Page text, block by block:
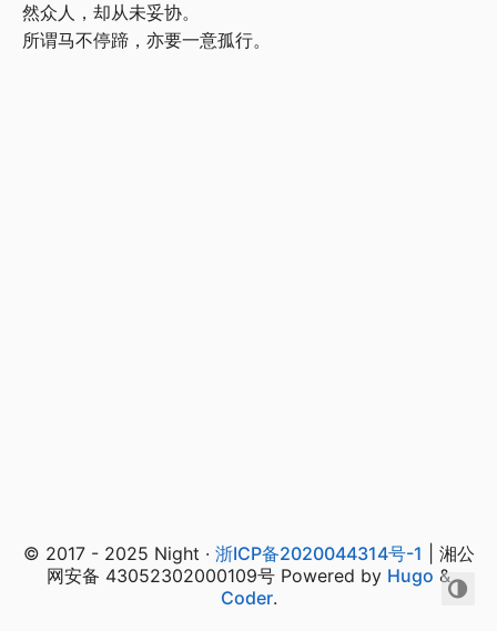
然众人，却从未妥协。
所谓马不停蹄，亦要一意孤行。
© 2017 - 2025 Night · 浙ICP备2020044314号-1 | 湘公
网安备 43052302000109号 Powered by Hugo &
Coder.